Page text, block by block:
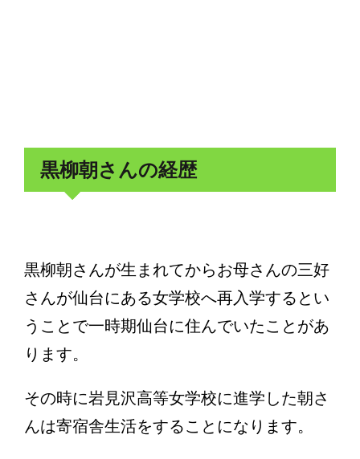
黒柳朝さんの経歴
黒柳朝さんが生まれてからお母さんの三好
さんが仙台にある女学校へ再入学するとい
うことで一時期仙台に住んでいたことがあ
ります。
その時に岩見沢高等女学校に進学した朝さ
んは寄宿舎生活をすることになります。